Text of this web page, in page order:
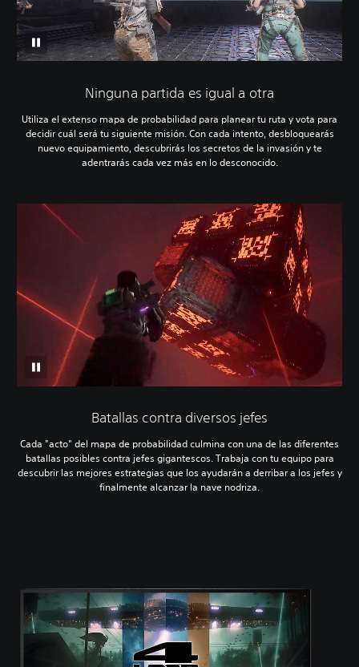
Ninguna partida es igual a otra
Utiliza el extenso mapa de probabilidad para planear tu ruta y vota para
decidir cuál será tu siguiente misión. Con cada intento, desbloquearás
nuevo equipamiento, descubrirás los secretos de la invasión y te
adentrarás cada vez más en lo desconocido.
Batallas contra diversos jefes
Cada "acto" del mapa de probabilidad culmina con una de las diferentes
batallas posibles contra jefes gigantescos. Trabaja con tu equipo para
descubrir las mejores estrategias que los ayudarán a derribar a los jefes y
finalmente alcanzar la nave nodriza.